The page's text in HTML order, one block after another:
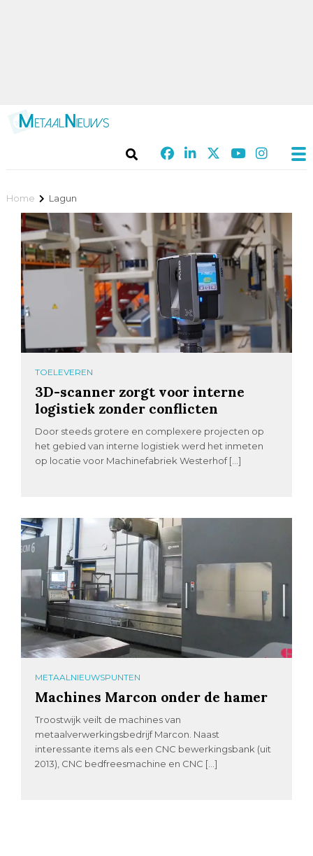
Home Lagun
TOELEVEREN
3D-scanner zorgt voor interne
logistiek zonder conflicten
Door steeds grotere en complexere projecten op
het gebied van interne logistiek werd het inmeten
op locatie voor Machinefabriek Westerhof […]
METAALNIEUWSPUNTEN
Machines Marcon onder de hamer
Troostwijk veilt de machines van
metaalverwerkingsbedrijf Marcon. Naast
interessante items als een CNC bewerkingsbank (uit
2013), CNC bedfreesmachine en CNC […]